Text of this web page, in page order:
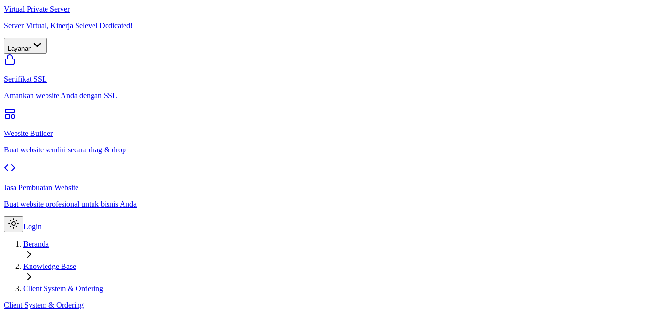
Virtual Private Server
Server Virtual, Kinerja Selevel Dedicated!
Layanan
Sertifikat SSL
Amankan website Anda dengan SSL
Website Builder
Buat website sendiri secara drag & drop
Jasa Pembuatan Website
Buat website profesional untuk bisnis Anda
Login
Beranda
Knowledge Base
Client System & Ordering
Client System & Ordering